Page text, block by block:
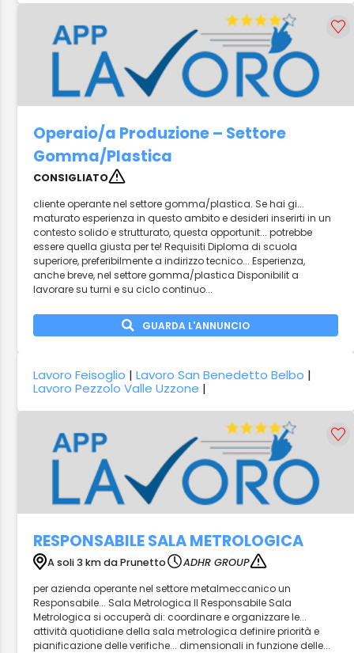
Operaio/a Produzione – Settore
Gomma/Plastica
CONSIGLIATO
cliente operante nel settore gomma/plastica. Se hai gi...
maturato esperienza in questo ambito e desideri inserirti in un
contesto solido e strutturato, questa opportunit... potrebbe
essere quella giusta per te! Requisiti Diploma di scuola
superiore, preferibilmente a indirizzo tecnico... Esperienza,
anche breve, nel settore gomma/plastica Disponibilit a
lavorare su turni e su ciclo continuo...
GUARDA L'ANNUNCIO
Lavoro Feisoglio |Lavoro San Benedetto Belbo |
Lavoro Pezzolo Valle Uzzone |
RESPONSABILE SALA METROLOGICA
A soli 3 km da Prunetto
ADHR GROUP
per azienda operante nel settore metalmeccanico un
Responsabile... Sala Metrologica Il Responsabile Sala
Metrologica si occuperà di: coordinare e organizzare le...
attività quotidiane della sala metrologica definire priorità e
pianificazione delle verifiche... dimensionali in funzione delle...